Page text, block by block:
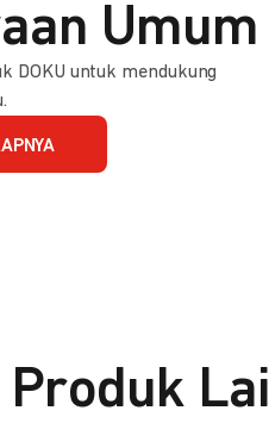
Umum
DOKU untuk mendukung